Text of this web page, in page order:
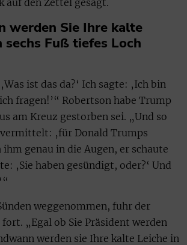
auf den Zettel gesagt.
werden Sie Ihre kalte
sechs Fuß tiefes Loch
ist das da?‘ Ich sagte: ‚Ich bin
fragen!’“ Robertson habe Trump
am Kreuz gestorben sei. „Und so
‚für Donald Trumps
ihm genau in die Augen, er schaute
‚Sie haben gesündigt, oder?‘ Und
weggenommen, fuhr der
„Egal ob Sie Präsident werden
werden sie Ihre kalte Leiche in